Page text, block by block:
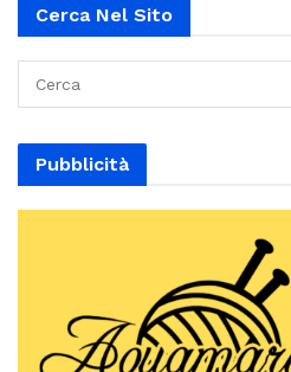
Cerca Nel Sito
Pubblicità